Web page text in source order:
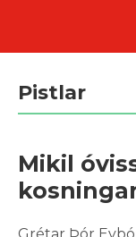
Pistlar
Mikil